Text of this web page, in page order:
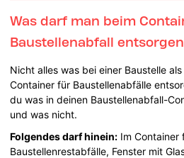
Was darf man beim
Baustellenabfall
Nicht alles was bei einer Baustelle
Container für Baustellenabfälle
du was in deinen Baustellenabfall-
und was nicht.
Folgendes darf hinein: Im Container
Baustellenrestabfälle, Fenster mit